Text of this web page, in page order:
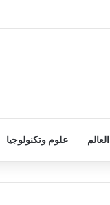
العالم علوم وتكنولوجيا